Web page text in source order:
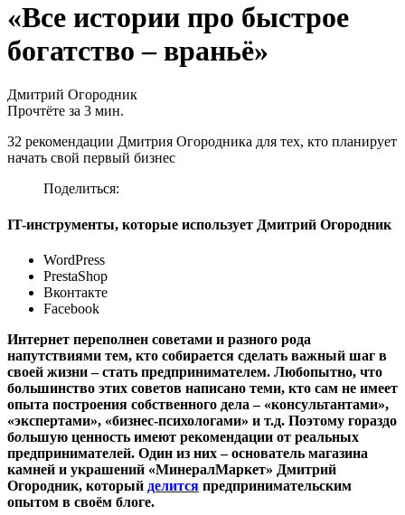
«Все истории про быстрое
богатство – враньё»
Дмитрий Огородник
Прочтёте за 3 мин.
32 рекомендации Дмитрия Огородника для тех, кто планирует
начать свой первый бизнес
Поделиться:
IT-инструменты, которые использует Дмитрий Огородник
WordPress
PrestaShop
Вконтакте
Facebook
Интернет переполнен советами и разного рода
напутствиями тем, кто собирается сделать важный шаг в
своей жизни – стать предпринимателем. Любопытно, что
большинство этих советов написано теми, кто сам не имеет
опыта построения собственного дела – «консультантами»,
«экспертами», «бизнес-психологами» и т.д. Поэтому гораздо
большую ценность имеют рекомендации от реальных
предпринимателей. Один из них – основатель магазина
камней и украшений «МинералМаркет» Дмитрий
Огородник, который делится предпринимательским
опытом в своём блоге.